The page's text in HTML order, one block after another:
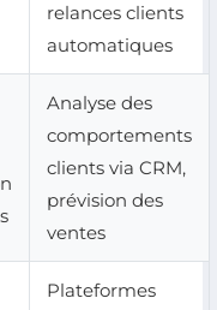
relances clients
automatiques
Analyse des
comportements
clients via CRM,
prévision des
ventes
Plateformes